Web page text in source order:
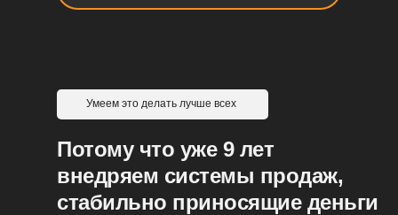
Умеем это делать лучше всех
Потому что уже 9 лет
внедряем системы продаж,
стабильно приносящие деньги